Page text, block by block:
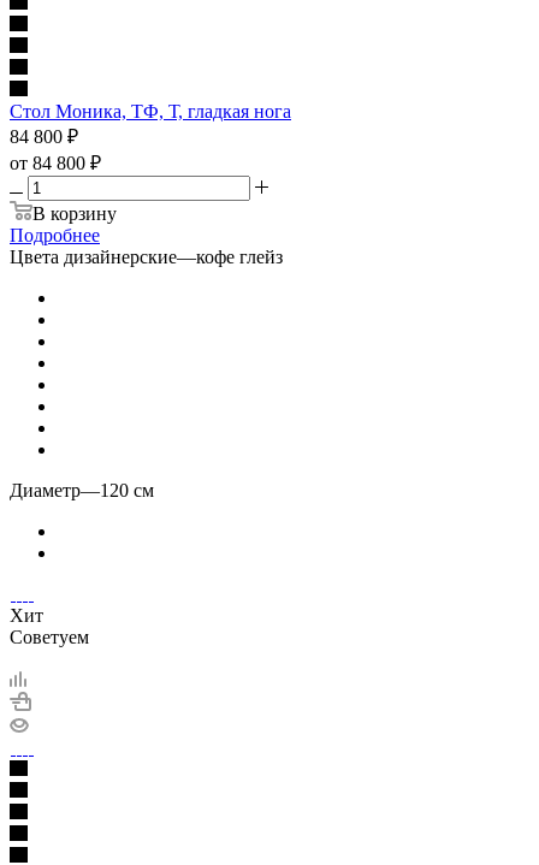
Стол Моника, ТФ, Т, гладкая нога
84 800 ₽
от 84 800 ₽
В корзину
Подробнее
Цвета дизайнерские—кофе глейз
Диаметр—120 см
Хит
Советуем